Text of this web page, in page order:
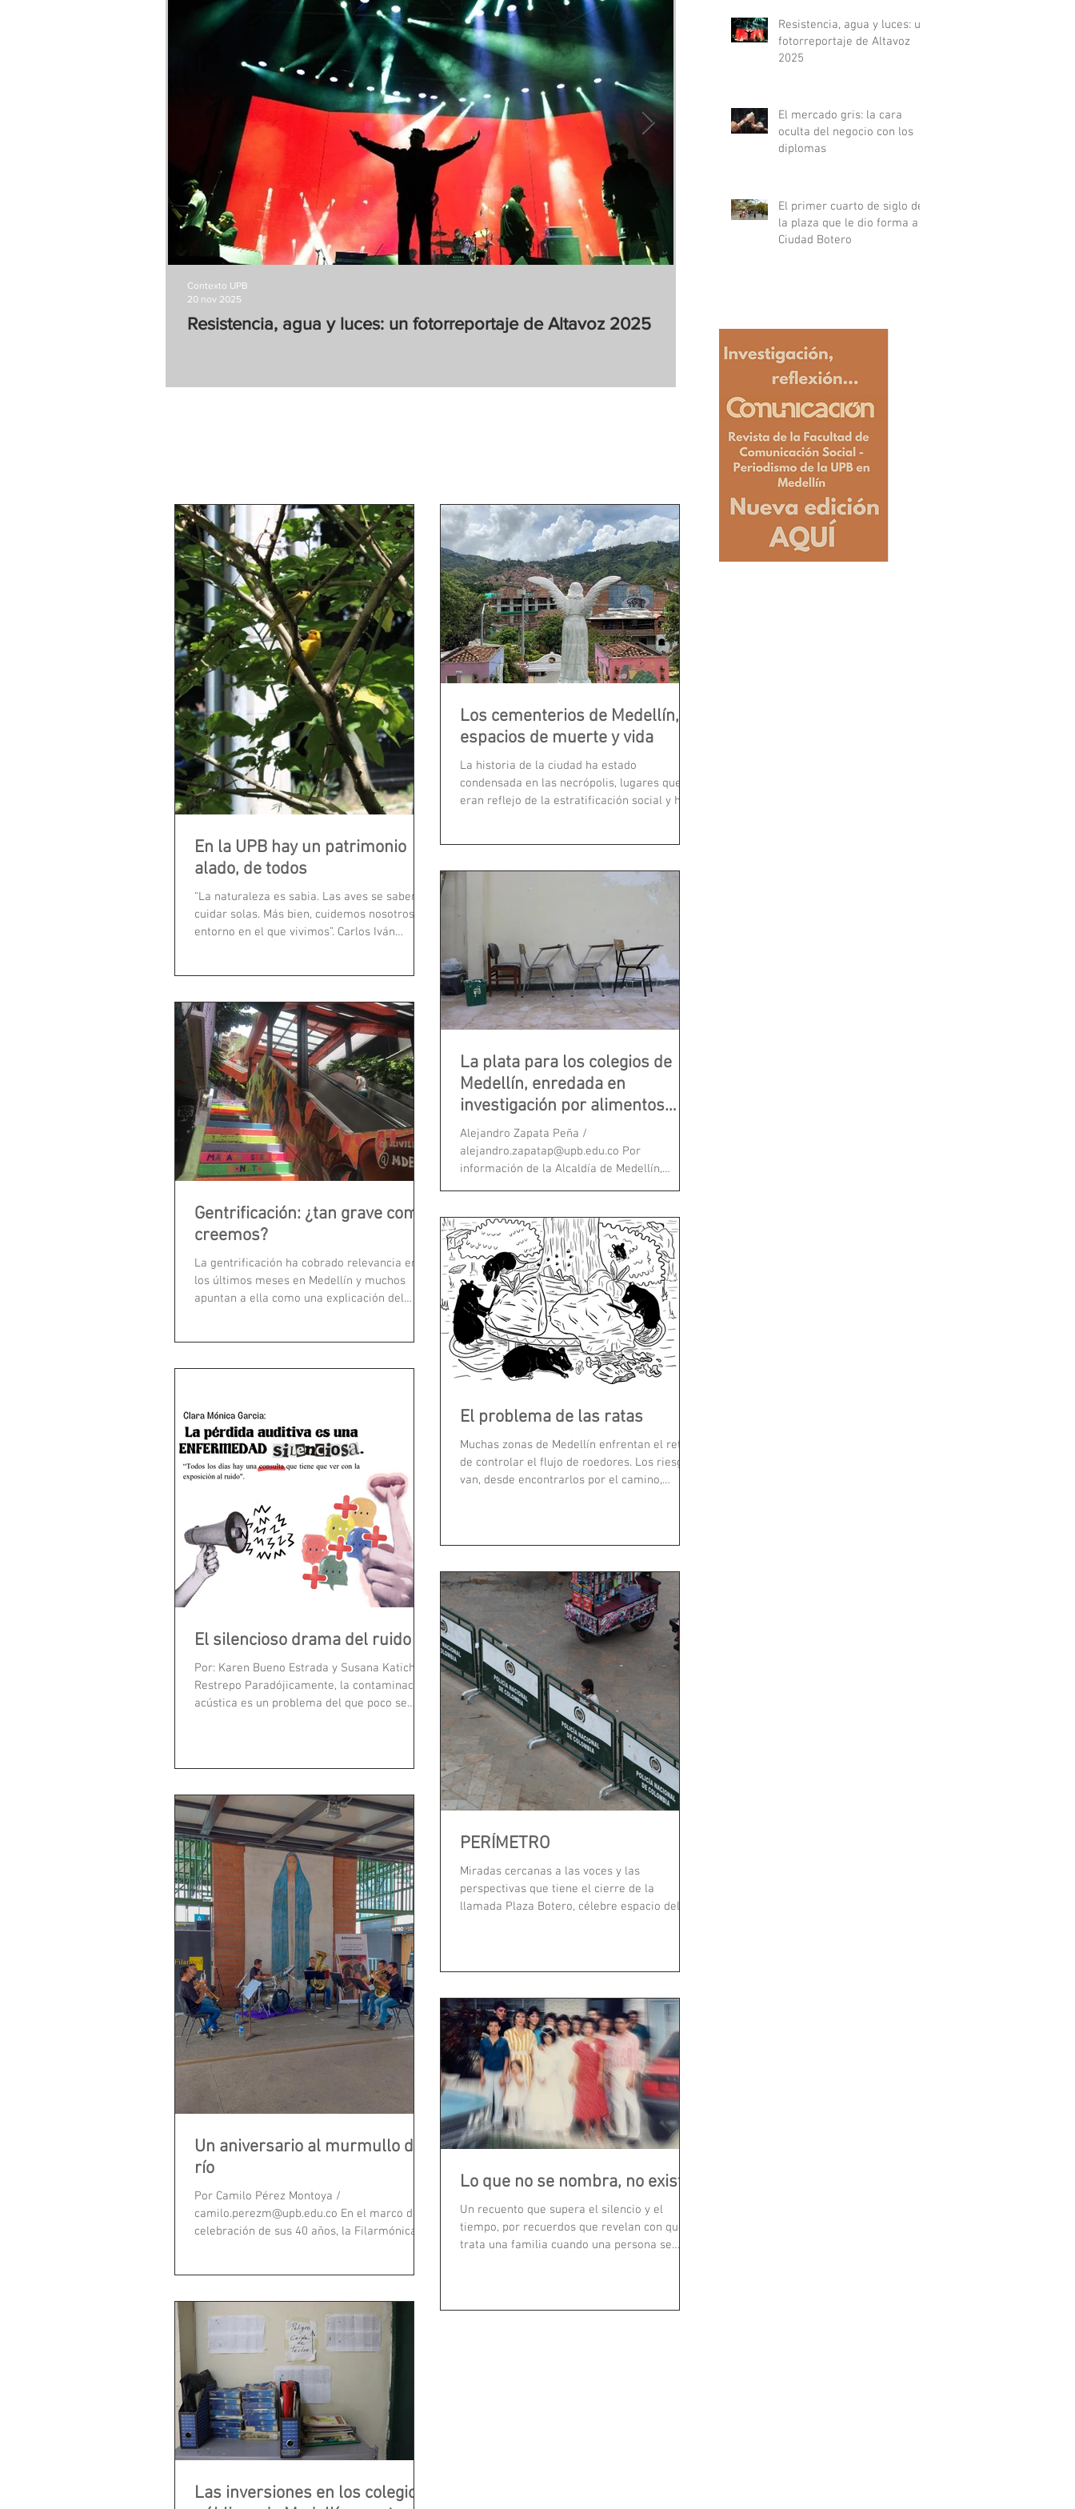
Resistencia, agua y luces: un fotorreportaje de Altavoz 2025
Contexto UPB
20 nov 2025
En la UPB hay un patrimonio
alado, de todos
“La naturaleza es sabia. Las aves se saben
cuidar solas. Más bien, cuidemos nosotros el
entorno en el que vivimos”. Carlos Iván
Los cementerios de Medellín,
espacios de muerte y vida
La historia de la ciudad ha estado
condensada en las necrópolis, lugares que
eran reflejo de la estratificación social y hoy
Gentrificación: ¿tan grave como
creemos?
La gentrificación ha cobrado relevancia en
los últimos meses en Medellín y muchos
apuntan a ella como una explicación del
La plata para los colegios de
Medellín, enredada en
investigación por alimentos
escolares
Alejandro Zapata Peña /
alejandro.zapatap@upb.edu.co Por
información de la Alcaldía de Medellín,
El silencioso drama del ruido
Por: Karen Bueno Estrada y Susana Katich
Restrepo Paradójicamente, la contaminación
acústica es un problema del que poco se
El problema de las ratas
Muchas zonas de Medellín enfrentan el reto
de controlar el flujo de roedores. Los riesgos
van, desde encontrarlos por el camino,
Un aniversario al murmullo del
río
Por Camilo Pérez Montoya /
camilo.perezm@upb.edu.co En el marco de la
celebración de sus 40 años, la Filarmónica de
PERÍMETRO
Miradas cercanas a las voces y las
perspectivas que tiene el cierre de la
llamada Plaza Botero, célebre espacio del
Las inversiones en los colegios
Lo que no se nombra, no existe
Un recuento que supera el silencio y el
tiempo, por recuerdos que revelan con qué
trata una familia cuando una persona se
Resistencia, agua y luces: un
fotorreportaje de Altavoz
2025
El mercado gris: la cara
oculta del negocio con los
diplomas
El primer cuarto de siglo de
la plaza que le dio forma a
Ciudad Botero